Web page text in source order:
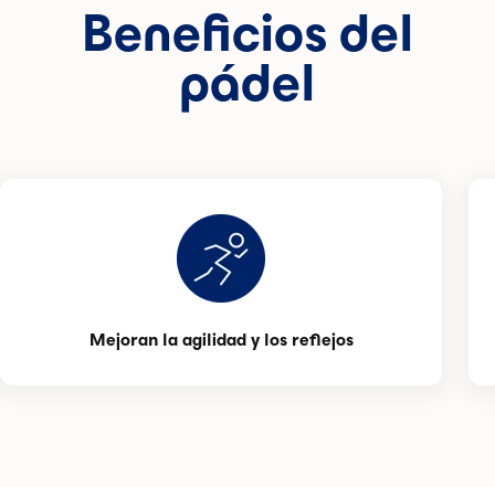
Beneficios del
pádel
Mejoran la agilidad y los reflejos